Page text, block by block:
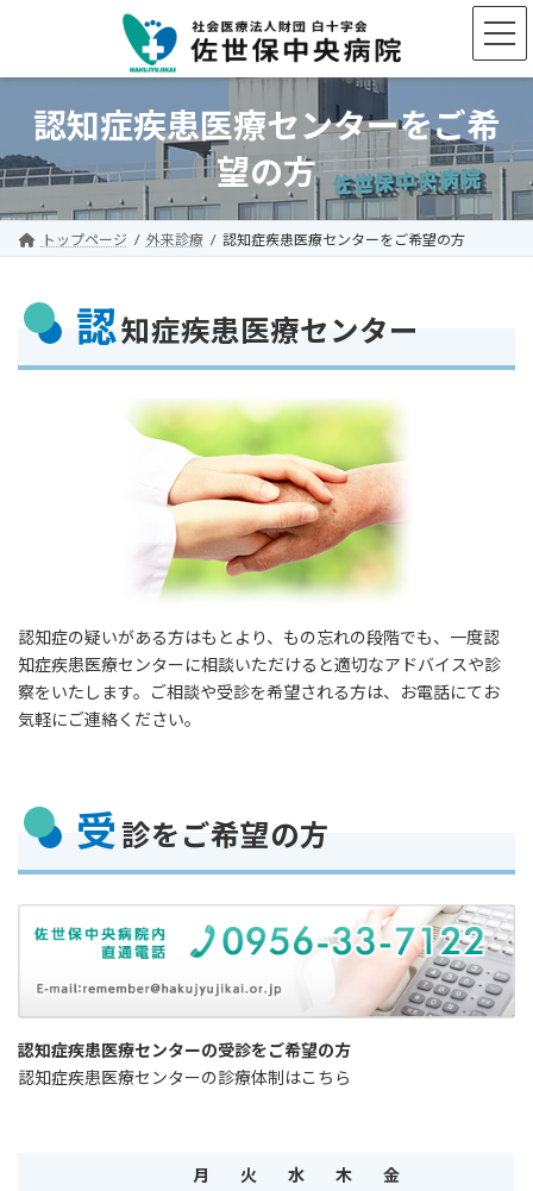
ン
ス
キ
プ
ー
ン
に
動
認知症疾患医療センターをご希
望の方
トップページ 外来診療 認知症疾患医療センターをご希望の方
認知症疾患医療センター
認知症の疑いがある方はもとより、もの忘れの段階でも、一度認
知症疾患医療センターに相談いただけると適切なアドバイスや診
察をいたします。ご相談や受診を希望される方は、お電話にてお
気軽にご連絡ください。
受 診をご希望の方
認知症疾患医療センターの受診をご希望の方
認知症疾患医療センターの診療体制はこちら
月 火 水 木 金